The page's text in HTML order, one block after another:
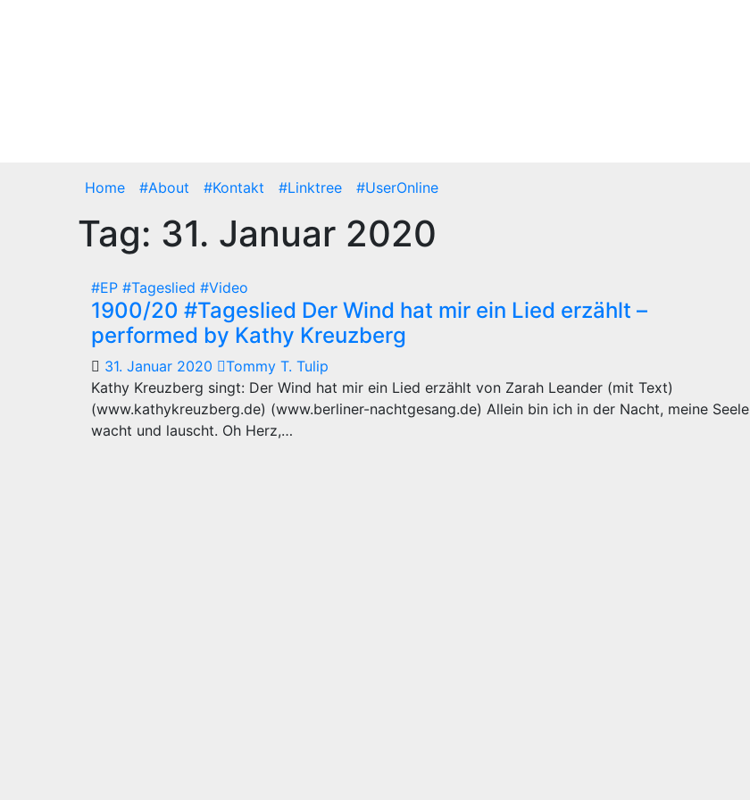
Home #About #Kontakt #Linktree #UserOnline
Tag: 31. Januar 2020
#EP #Tageslied #Video
1900/20 #Tageslied Der Wind hat mir ein Lied erzählt –
performed by Kathy Kreuzberg
31. Januar 2020
Tommy T. Tulip
Kathy Kreuzberg singt: Der Wind hat mir ein Lied erzählt von Zarah Leander (mit Text)
(www.kathykreuzberg.de) (www.berliner-nachtgesang.de) Allein bin ich in der Nacht, meine Seele
wacht und lauscht. Oh Herz,…